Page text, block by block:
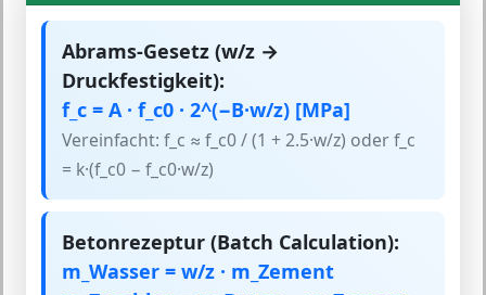
Abrams-Gesetz (w/z →
Druckfestigkeit):
f_c = A · f_c0 · 2^(−B·w/z) [MPa]
Vereinfacht: f_c ≈ f_c0 / (1 + 2.5·w/z) oder f_c
= k·(f_c0 − f_c0·w/z)
Betonrezeptur (Batch Calculation):
m_Wasser = w/z · m_Zement